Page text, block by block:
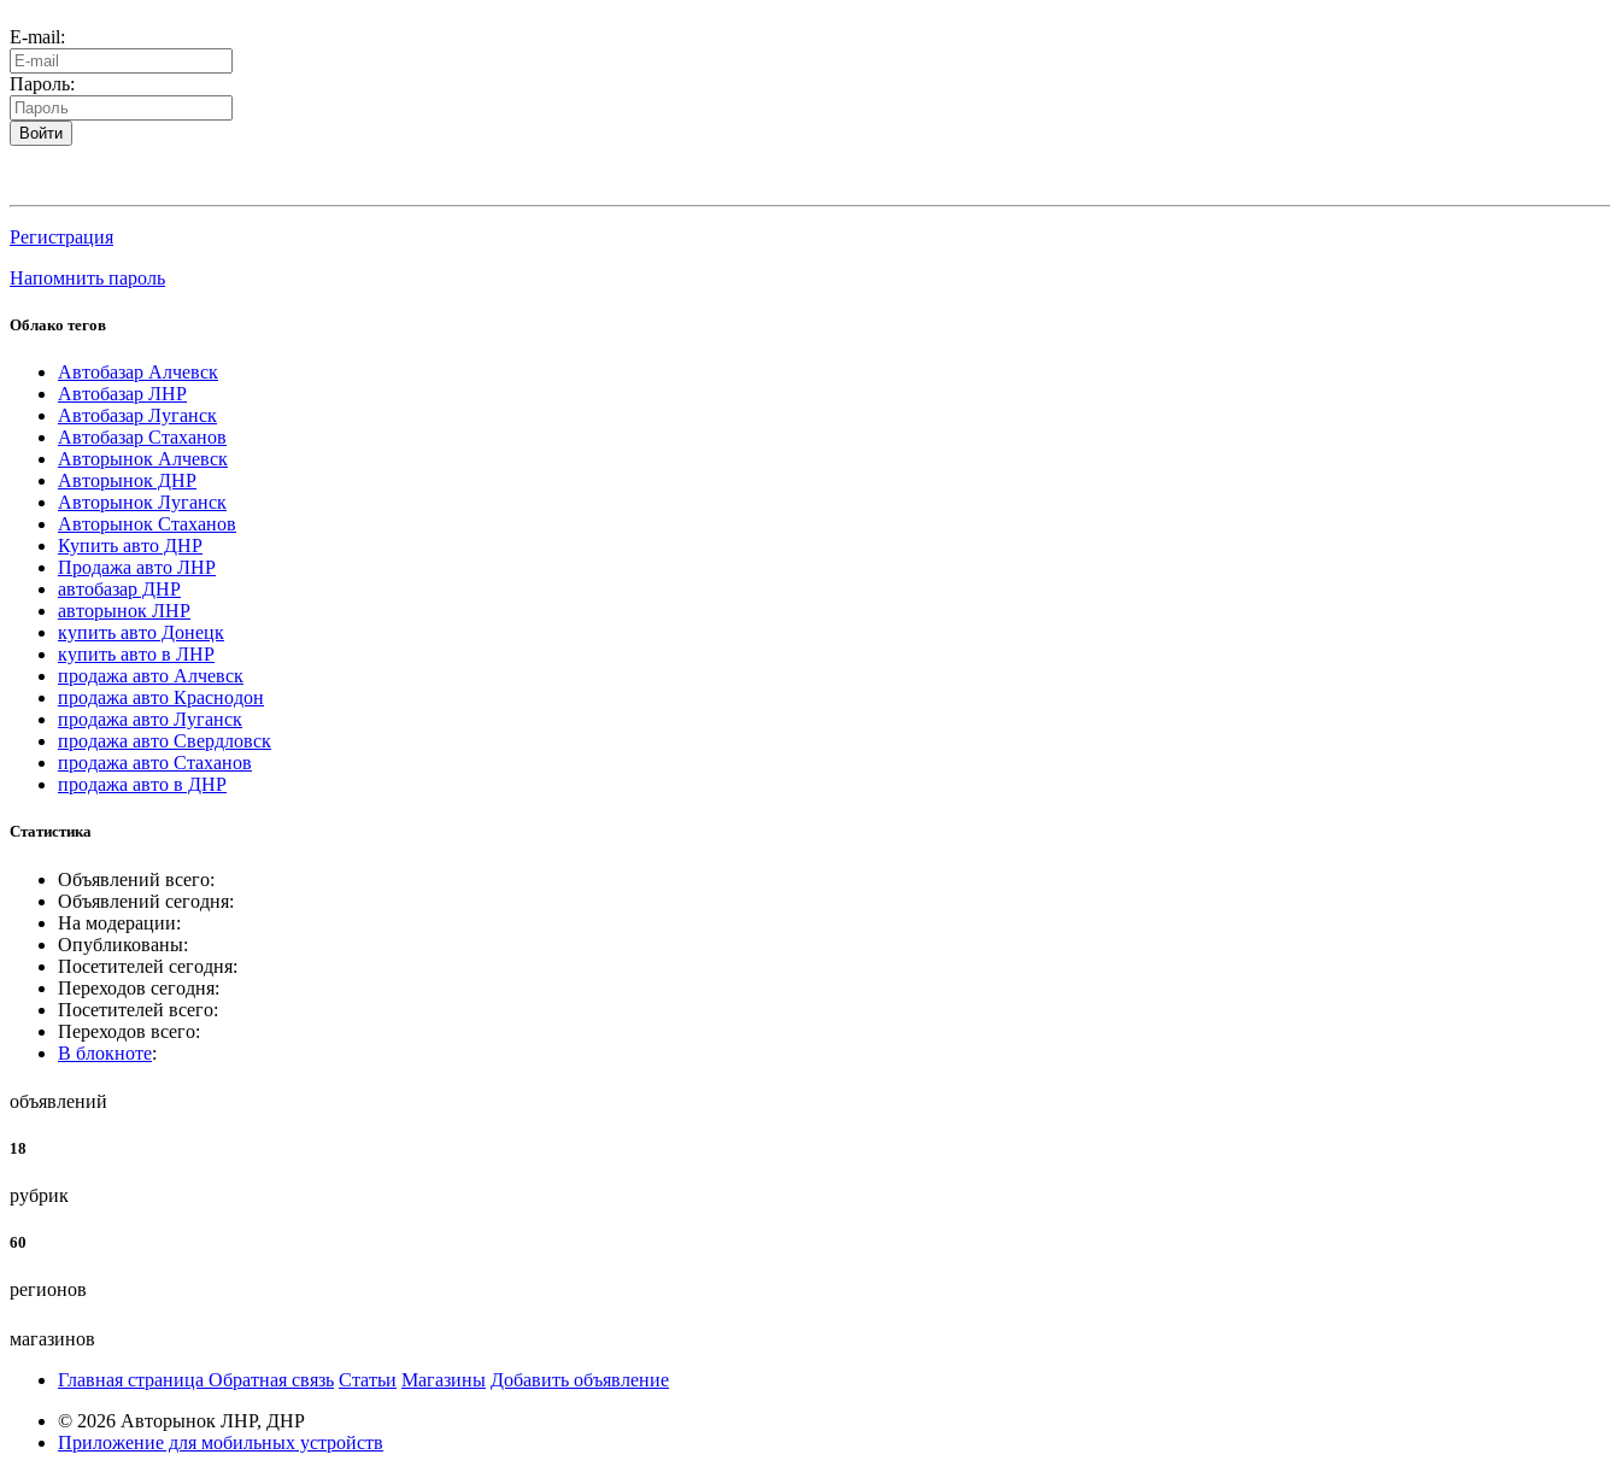
E-mail:
Пароль:
Войти
Регистрация
Напомнить пароль
Облако тегов
Автобазар Алчевск
Автобазар ЛНР
Автобазар Луганск
Автобазар Стаханов
Авторынок Алчевск
Авторынок ДНР
Авторынок Луганск
Авторынок Стаханов
Купить авто ДНР
Продажа авто ЛНР
автобазар ДНР
авторынок ЛНР
купить авто Донецк
купить авто в ЛНР
продажа авто Алчевск
продажа авто Краснодон
продажа авто Луганск
продажа авто Свердловск
продажа авто Стаханов
продажа авто в ДНР
Статистика
Объявлений всего:
Объявлений сегодня:
На модерации:
Опубликованы:
Посетителей сегодня:
Переходов сегодня:
Посетителей всего:
Переходов всего:
В блокноте:
объявлений
18
рубрик
60
регионов
магазинов
Главная страница Обратная связь Статьи Магазины Добавить объявление
© 2026 Авторынок ЛНР, ДНР
Приложение для мобильных устройств